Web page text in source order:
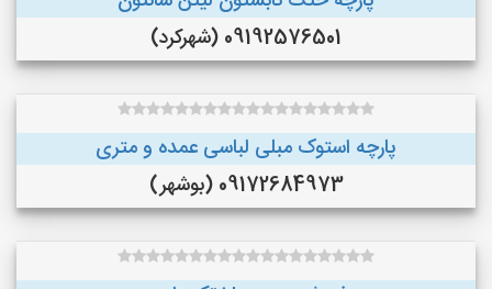
09192576501 (شهرکرد)
پارچه استوک مبلی لباسی عمده و متری
09172684973 (بوشهر)